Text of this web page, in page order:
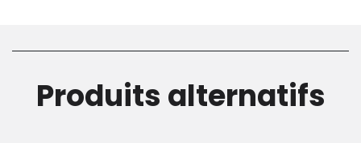
Produits alternatifs